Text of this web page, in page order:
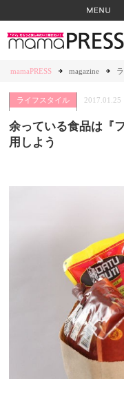
mamaPRESS magazine
ライフスタイル 2017.01.25
余っている食品は『
用しよう